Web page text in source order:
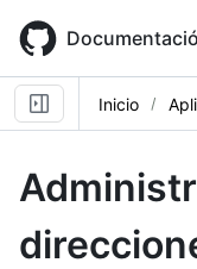
main
content
Inicio